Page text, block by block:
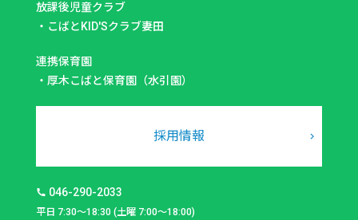
放課後児童クラブ
・ こばとKID'Sクラブ妻田
連携保育園
・ 厚木こばと保育園（水引園）
採用情報
046-290-2033
平日 7:30～18:30 (土曜 7:00～18:00)